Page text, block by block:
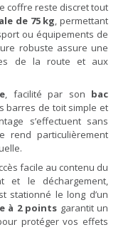
coffre reste discret tout
de 75 kg, permettant
ou équipements de
robuste assure une
de la route et aux
, facilité par son bac
barres de toit simple et
s’effectuent sans
rend particulièrement
facile au contenu du
et le déchargement,
stationné le long d’un
à 2 points garantit un
protéger vos effets